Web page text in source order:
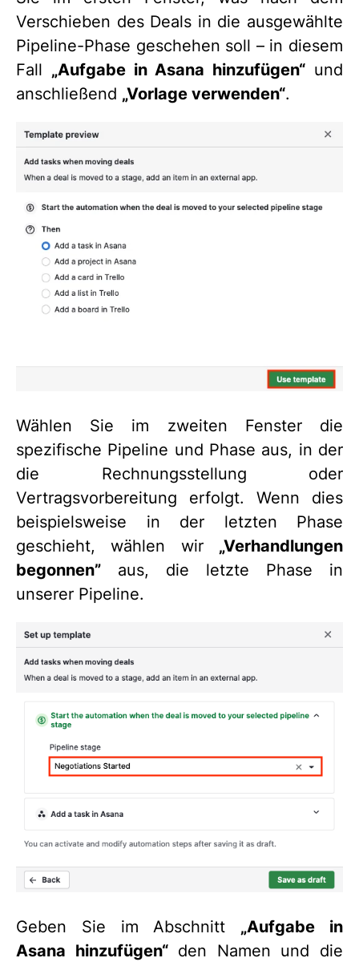
Verschieben des Deals in die ausgewählte
Pipeline-Phase geschehen soll – in diesem
Fall „Aufgabe in Asana hinzufügen“ und
anschließend „Vorlage verwenden“.
Wählen Sie im zweiten Fenster die
spezifische Pipeline und Phase aus, in der
die Rechnungsstellung oder
Vertragsvorbereitung erfolgt. Wenn dies
beispielsweise in der letzten Phase
geschieht, wählen wir „Verhandlungen
begonnen” aus, die letzte Phase in
unserer Pipeline.
Geben Sie im Abschnitt „Aufgabe in
Asana hinzufügen“den Namen und die